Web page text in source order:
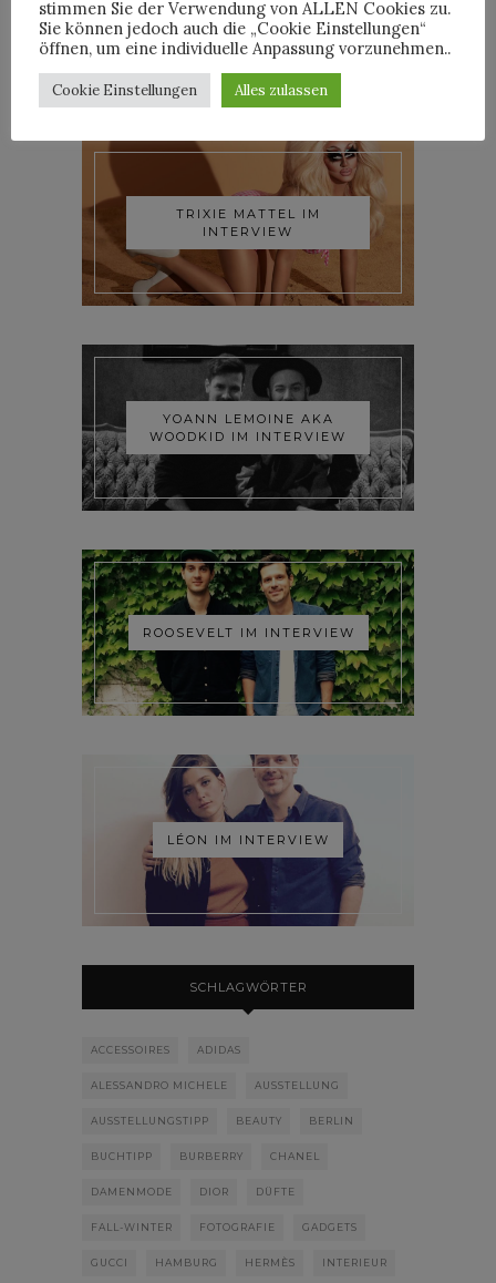
INTERVIEWS
TRIXIE MATTEL IM
INTERVIEW
YOANN LEMOINE AKA
WOODKID IM INTERVIEW
ROOSEVELT IM INTERVIEW
LÉON IM INTERVIEW
SCHLAGWÖRTER
ACCESSOIRES ADIDAS
ALESSANDRO MICHELE AUSSTELLUNG
AUSSTELLUNGSTIPP BEAUTY BERLIN
BUCHTIPP BURBERRY CHANEL
DAMENMODE DIOR DÜFTE
FALL-WINTER FOTOGRAFIE GADGETS
GUCCI HAMBURG HERMÈS INTERIEUR
stimmen Sie der Verwendung von ALLEN Cookies zu.
Sie können jedoch auch die „Cookie Einstellungen“
öffnen, um eine individuelle Anpassung vorzunehmen..
Cookie Einstellungen Alles zulassen